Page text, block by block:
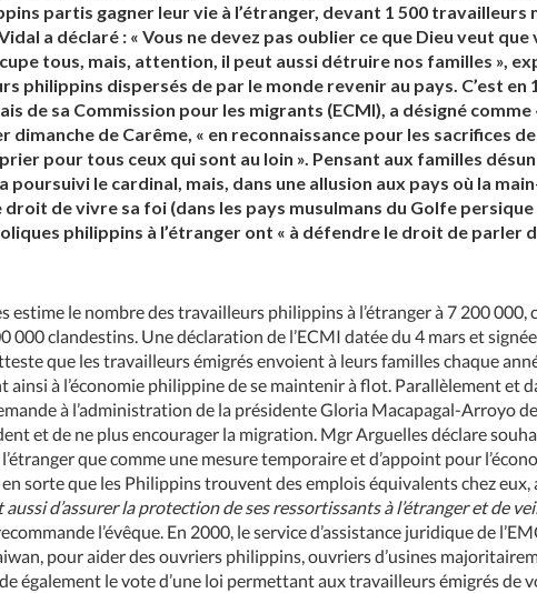
partis gagner leur vie à l’étranger, devant 1 500 travailleurs
a déclaré : « Vous ne devez pas oublier ce que Dieu veut
tous, mais, attention, il peut aussi détruire nos familles »,
philippins dispersés de par le monde revenir au pays. C’est en
de sa Commission pour les migrants (ECMI), a désigné comme
dimanche de Carême, « en reconnaissance pour les sacrifices
pour tous ceux qui sont au loin ». Pensant aux familles
poursuivi le cardinal, mais, dans une allusion aux pays où la
droit de vivre sa foi (dans les pays musulmans du Golfe
philippins à l’étranger ont « à défendre le droit de parler
estime le nombre des travailleurs philippins à l’étranger à 7 200
000 clandestins. Une déclaration de l’ECMI datée du 4 mars et
que les travailleurs émigrés envoient à leurs familles chaque
ainsi à l’économie philippine de se maintenir à flot. Parallèlement et
à l’administration de la présidente Gloria Macapagal-Arroyo
et de ne plus encourager la migration. Mgr Arguelles déclare
que comme une mesure temporaire et d’appoint pour
sorte que les Philippins trouvent des emplois équivalents chez
d’assurer la protection de ses ressortissants à l’étranger et de
l’évêque. En 2000, le service d’assistance juridique de
pour aider des ouvriers philippins, ouvriers d’usines
également le vote d’une loi permettant aux travailleurs émigrés de